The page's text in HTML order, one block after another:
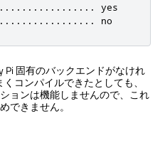
yes
no
Pi 固有のバックエンドがなけれ
コンパイルできたとしても、
ョンは機能しませんので、これ
できません。